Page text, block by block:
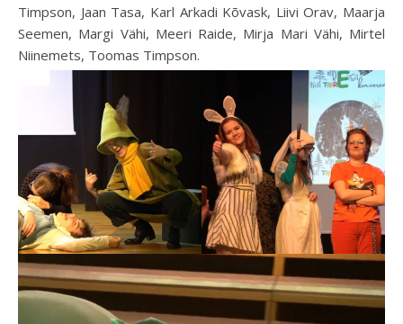
Timpson, Jaan Tasa, Karl Arkadi Kõvask, Liivi Orav, Maarja
Seemen, Margi Vähi, Meeri Raide, Mirja Mari Vähi, Mirtel
Niinemets, Toomas Timpson.